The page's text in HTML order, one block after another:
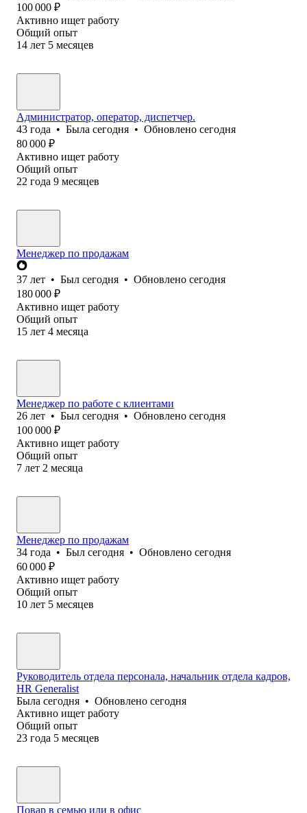
100 000 ₽
Активно ищет работу
Общий опыт
14 лет 5 месяцев
Администратор, оператор, диспетчер.
43 года • Была сегодня • Обновлено сегодня
80 000 ₽
Активно ищет работу
Общий опыт
22 года 9 месяцев
Менеджер по продажам
37 лет • Был сегодня • Обновлено сегодня
180 000 ₽
Активно ищет работу
Общий опыт
15 лет 4 месяца
Менеджер по работе с клиентами
26 лет • Был сегодня • Обновлено сегодня
100 000 ₽
Активно ищет работу
Общий опыт
7 лет 2 месяца
Менеджер по продажам
34 года • Был сегодня • Обновлено сегодня
60 000 ₽
Активно ищет работу
Общий опыт
10 лет 5 месяцев
Руководитель отдела персонала, начальник отдела кадров,
HR Generalist
Была сегодня • Обновлено сегодня
Активно ищет работу
Общий опыт
23 года 5 месяцев
Повар в семью или в офис